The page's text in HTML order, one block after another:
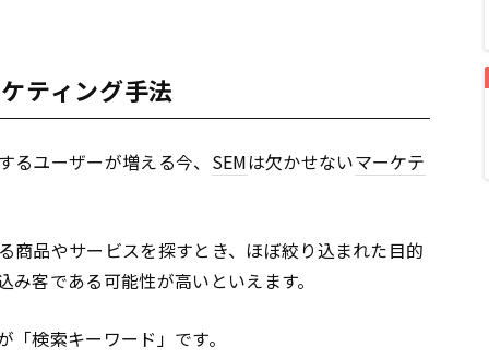
ティング手法
るユーザーが増える今、 SEMは欠かせないマーケテ
商品やサービスを探すとき、ほぼ絞り込まれた目的
客である可能性が高いといえます。
検索キーワード」です。